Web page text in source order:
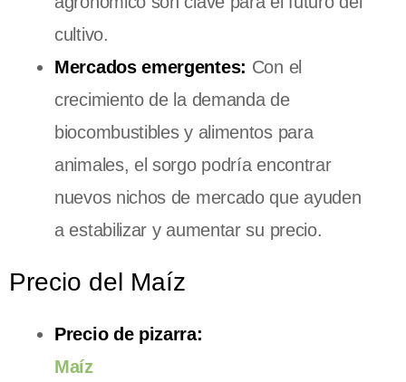
cultivo.
Mercados emergentes: Con el
crecimiento de la demanda de
biocombustibles y alimentos para
animales, el sorgo podría encontrar
nuevos nichos de mercado que ayuden
a estabilizar y aumentar su precio.
Precio del Maíz
Precio de pizarra:
Maíz